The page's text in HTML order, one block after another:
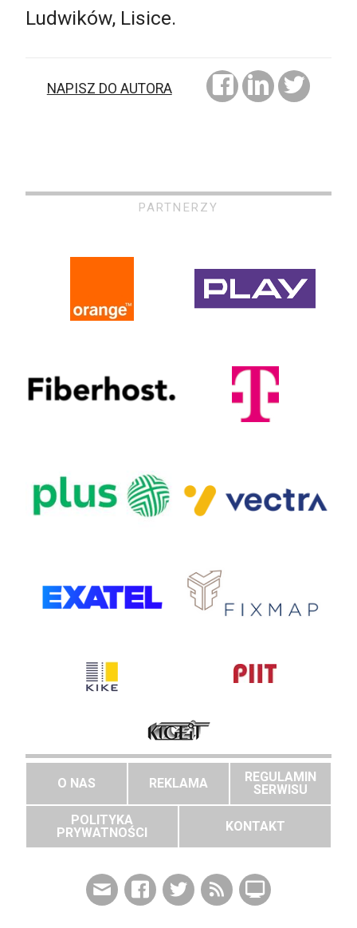
Ludwików, Lisice.
NAPISZ DO AUTORA
PARTNERZY
O NAS REKLAMA
REGULAMIN
SERWISU
POLITYKA
PRYWATNOŚCI
KONTAKT